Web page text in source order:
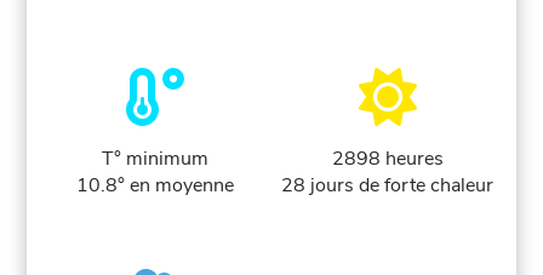
T° minimum
10.8° en moyenne
2898 heures
28 jours de forte chaleur